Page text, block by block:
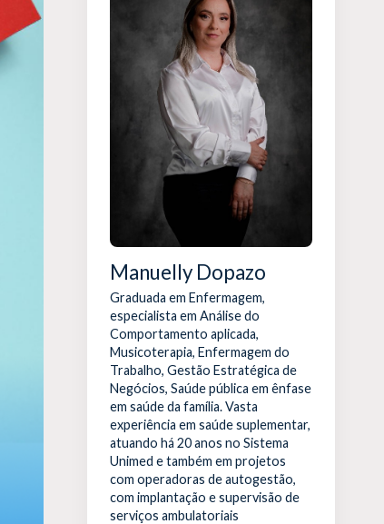
Manuelly Dopazo
Graduada em Enfermagem,
especialista em Análise do
Comportamento aplicada,
Musicoterapia, Enfermagem do
Trabalho, Gestão Estratégica de
Negócios, Saúde pública em ênfase
em saúde da família. Vasta
experiência em saúde suplementar,
atuando há 20 anos no Sistema
Unimed e também em projetos
com operadoras de autogestão,
com implantação e supervisão de
serviços ambulatoriais